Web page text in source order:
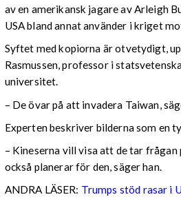
av en amerikansk jagare av Arleigh
USA bland annat använder i kriget
Syftet med kopiorna är otvetydigt,
Rasmussen, professor i
universitet.
– De övar på att invadera Taiwan,
Experten beskriver bilderna som en
– Kineserna vill visa att de tar
också planerar för den, säger han.
ANDRA LÄSER: Trumps stöd rasar i